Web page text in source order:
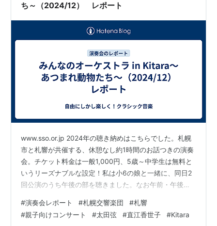
ち～（2024/12） レポート
www.sso.or.jp 2024年の聴き納めはこちらでした。札幌
市と札響が共催する、休憩なし約1時間のお話つきの演奏
会。チケット料金は一般1,000円、5歳～中学生は無料と
いうリーズナブルな設定！私は小6の娘と一緒に、同日2
回公演のうち午後の部を聴きました。なお午前・午後と
トラ in Kitara～あつまれ動物たち～（午後の部）2024年
12月28日（土）14:00～ 札幌コンサートホールKitara 大
#演奏会レポート #札幌交響楽団 #札響
#親子向けコンサート #太田弦 #直江香世子 #Kitara